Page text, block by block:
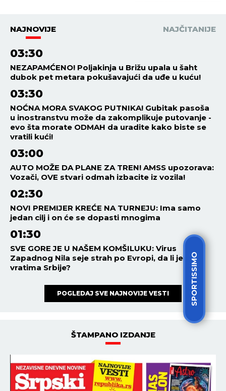
SPORTISSIMO
NAJNOVIJE NAJČITANIJE
03:30
NEZAPAMĆENO! Poljakinja u Brižu upala u šaht
dubok pet metara pokušavajući da uđe u kuću!
03:30
NOĆNA MORA SVAKOG PUTNIKA! Gubitak pasoša
u inostranstvu može da zakomplikuje putovanje -
evo šta morate ODMAH da uradite kako biste se
vratili kući!
03:00
AUTO MOŽE DA PLANE ZA TREN! AMSS upozorava:
Vozači, OVE stvari odmah izbacite iz vozila!
02:30
NOVI PREMIJER KREĆE NA TURNEJU: Ima samo
jedan cilj i on će se dopasti mnogima
01:30
SVE GORE JE U NAŠEM KOMŠILUKU: Virus
Zapadnog Nila seje strah po Evropi, da li je pred
vratima Srbije?
POGLEDAJ SVE NAJNOVIJE VESTI
ŠTAMPANO IZDANJE